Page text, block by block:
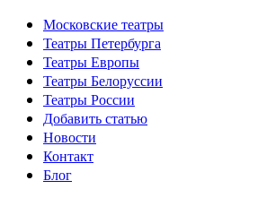
Московские театры
Театры Петербурга
Театры Европы
Театры Белоруссии
Театры России
Добавить статью
Новости
Контакт
Блог